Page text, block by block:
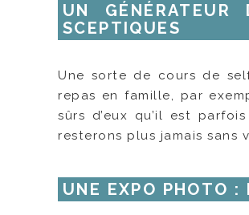
UN GÉNÉRATEUR
SCEPTIQUES
Une sorte de cours de
repas en famille, par
sûrs d’eux qu’il est
resterons plus jamais sans
UNE EXPO PHOTO :